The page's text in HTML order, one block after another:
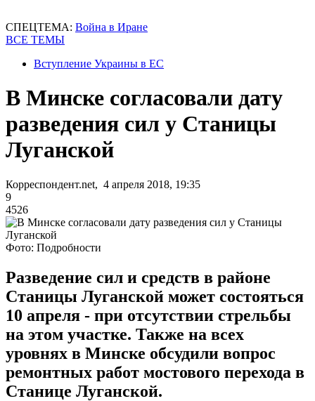
СПЕЦТЕМА: Война в Иране
ВСЕ ТЕМЫ
Вступление Украины в ЕС
В Минске согласовали дату
разведения сил у Станицы
Луганской
Корреспондент.net, 4 апреля 2018, 19:35
9
4526
Фото: Подробности
Разведение сил и средств в районе
Станицы Луганской может состояться
10 апреля - при отсутствии стрельбы
на этом участке. Также на всех
уровнях в Минске обсудили вопрос
ремонтных работ мостового перехода в
Станице Луганской.